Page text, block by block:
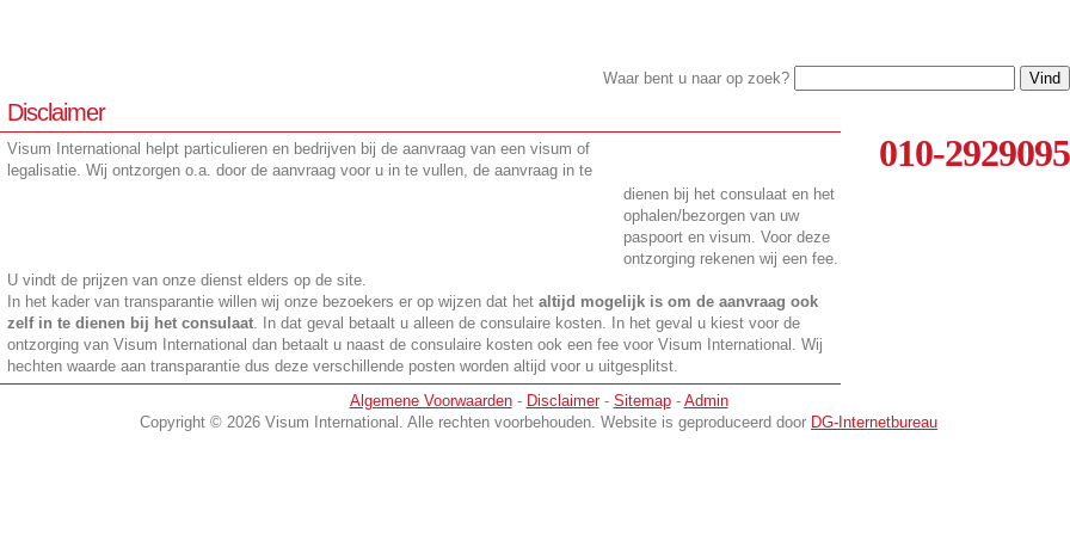
Waar bent u naar op zoek?
010-2929095
Disclaimer
Visum International helpt particulieren en bedrijven bij de aanvraag van een visum of
legalisatie. Wij ontzorgen o.a. door de aanvraag voor u in te vullen, de aanvraag in te
dienen bij het consulaat en het
ophalen/bezorgen van uw
paspoort en visum. Voor deze
ontzorging rekenen wij een fee.
U vindt de prijzen van onze dienst elders op de site.
In het kader van transparantie willen wij onze bezoekers er op wijzen dat het altijd mogelijk is om de aanvraag ook
zelf in te dienen bij het consulaat. In dat geval betaalt u alleen de consulaire kosten. In het geval u kiest voor de
ontzorging van Visum International dan betaalt u naast de consulaire kosten ook een fee voor Visum International. Wij
hechten waarde aan transparantie dus deze verschillende posten worden altijd voor u uitgesplitst.
Algemene Voorwaarden- Disclaimer- Sitemap- Admin
Copyright © 2026 Visum International. Alle rechten voorbehouden. Website is geproduceerd door DG-Internetbureau